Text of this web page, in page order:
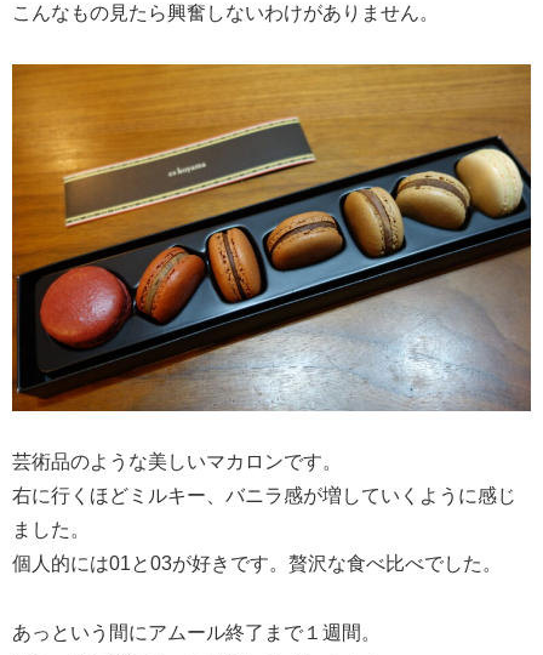
こんなもの見たら興奮しないわけがありません。
芸術品のような美しいマカロンです。
右に行くほどミルキー、バニラ感が増していくように感じ
ました。
個人的には01と03が好きです。贅沢な食べ比べでした。
あっという間にアムール終了まで１週間。